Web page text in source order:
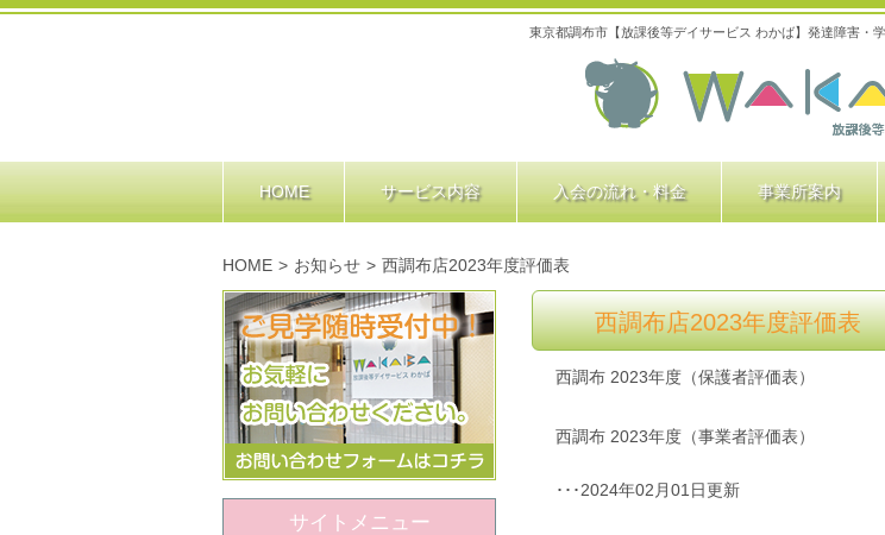
東京都調布市【放課後等デイサービス わかば】発達障害・
HOME サービス内容 入会の流れ・料金 事業所案内
HOME > お知らせ > 西調布店2023年度評価表
西調布店2023年度評価表
西調布 2023年度（保護者評価表）
西調布 2023年度（事業者評価表）
･･･2024年02月01日更新
サイトメニュー